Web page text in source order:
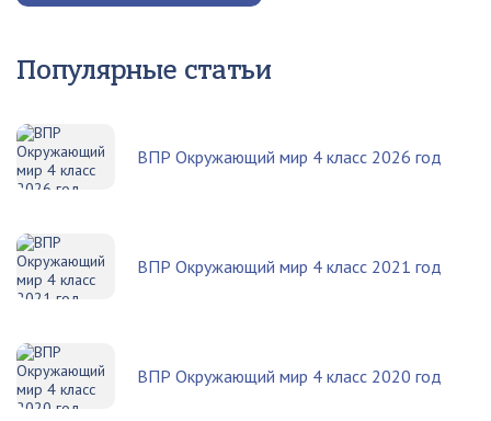
Популярные статьи
ВПР Окружающий мир 4 класс 2026 год
ВПР Окружающий мир 4 класс 2021 год
ВПР Окружающий мир 4 класс 2020 год